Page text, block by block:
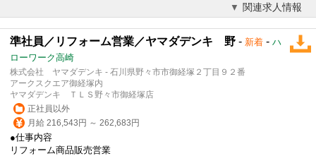
関連求人情報
準社員／リフォーム営業／ヤマダデンキ 野 - 新着 - ハ
ローワーク高崎
株式会社 ヤマダデンキ - 石川県野々市市御経塚２丁目９２番
アークスクエア御経塚内
ヤマダデンキ ＴＬＳ野々市御経塚店
正社員以外
月給 216,543円 ～ 262,683円
●仕事内容
リフォーム商品販売営業